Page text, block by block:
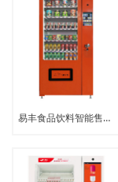
易丰食品饮料智能售货机 日用品自动售卖机